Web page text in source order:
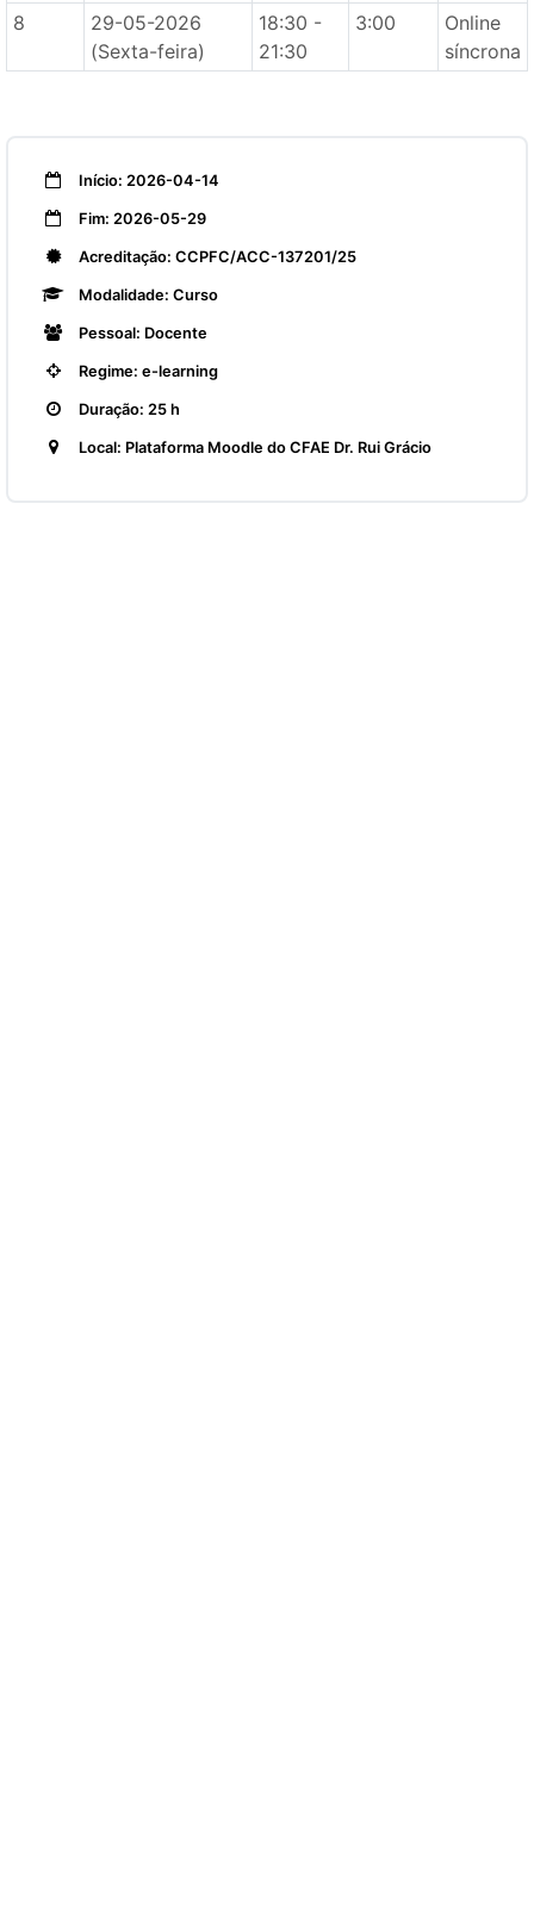
8
29-05-2026
(Sexta-feira)
18:30 -
21:30
3:00
Online
síncrona
Início: 2026-04-14
Fim: 2026-05-29
Acreditação: CCPFC/ACC-137201/25
Modalidade: Curso
Pessoal: Docente
Regime: e-learning
Duração: 25 h
Local: Plataforma Moodle do CFAE Dr. Rui Grácio